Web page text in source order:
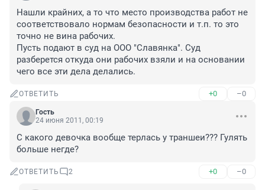
Нашли крайних, а то что место производства работ не
соответствовало нормам безопасности и т.п. то это
точно не вина рабочих.
Пусть подают в суд на ООО "Славянка". Суд
разберется откуда они рабочих взяли и на основании
чего все эти дела делались.
ОТВЕТИТЬ +0 –0
Гость
24 июня 2011, 00:19
С какого девочка вообще терлась у траншеи??? Гулять
больше негде?
ОТВЕТИТЬ 2 +0 –0